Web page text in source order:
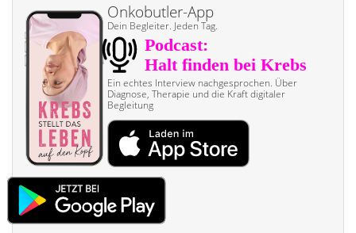
Onkobutler-App
Dein Begleiter. Jeden Tag.
Ein echtes Interview nach­gesprochen. Über
Diagnose, Therapie und die Kraft digitaler
Begleitung